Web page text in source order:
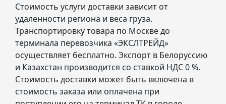
Стоимость услуги доставки зависит от
удаленности региона и веса груза.
Транспортировку товара по Москве до
терминала перевозчика «ЭКСЛТРЕЙД»
осуществляет бесплатно. Экспорт в Белоруссию
и Казахстан производится со ставкой НДС 0 %.
Стоимость доставки может быть включена в
стоимость заказа или оплачена при